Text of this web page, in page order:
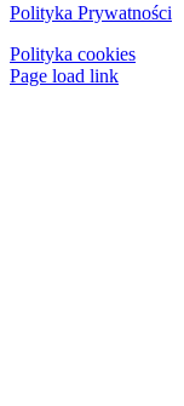
Polityka Prywatności
Polityka cookies
Page load link